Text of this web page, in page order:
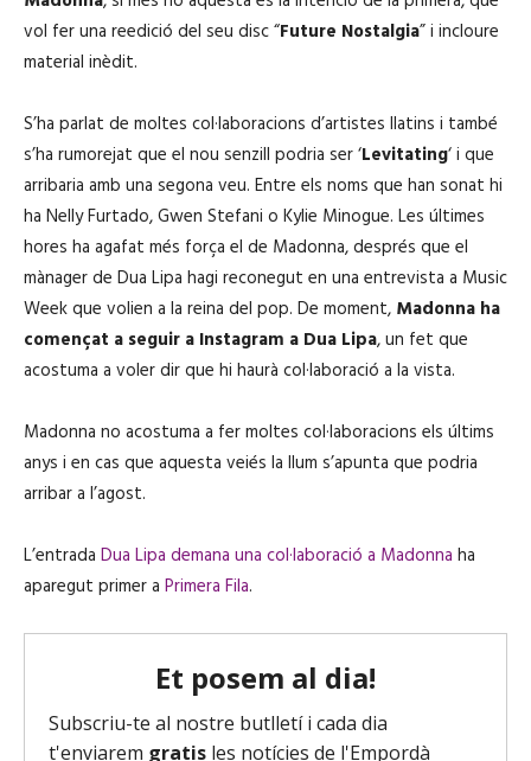
vol fer una reedició del seu disc “Future Nostalgia” i incloure
material inèdit.
S’ha parlat de moltes col·laboracions d’artistes llatins i també
s’ha rumorejat que el nou senzill podria ser ‘Levitating‘ i que
arribaria amb una segona veu. Entre els noms que han sonat hi
ha Nelly Furtado, Gwen Stefani o Kylie Minogue. Les últimes
hores ha agafat més força el de Madonna, després que el
mànager de Dua Lipa hagi reconegut en una entrevista a Music
Week que volien a la reina del pop. De moment, Madonna ha
començat a seguir a Instagram a Dua Lipa, un fet que
acostuma a voler dir que hi haurà col·laboració a la vista.
Madonna no acostuma a fer moltes col·laboracions els últims
anys i en cas que aquesta veiés la llum s’apunta que podria
arribar a l’agost.
L’entrada Dua Lipa demana una col·laboració a Madonna ha
aparegut primer a Primera Fila.